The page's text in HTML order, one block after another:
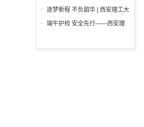
题宣教活动
安校园 ——西安理工大学高科
学院开展消防安全专项检查
逐梦新程 不负韶华 | 西安理工大
学高科学院2026届毕业典礼暨
端午护校 安全先行——西安理
项培训